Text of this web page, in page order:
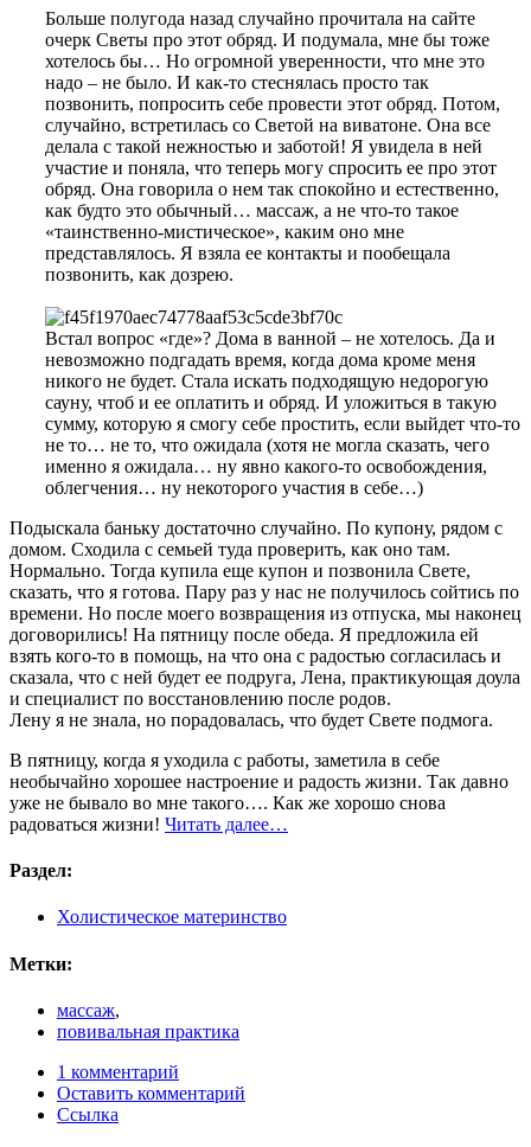
Больше полугода назад случайно прочитала на сайте
очерк Светы про этот обряд. И подумала, мне бы тоже
хотелось бы… Но огромной уверенности, что мне это
надо – не было. И как-то стеснялась просто так
позвонить, попросить себе провести этот обряд. Потом,
случайно, встретилась со Светой на виватоне. Она все
делала с такой нежностью и заботой! Я увидела в ней
участие и поняла, что теперь могу спросить ее про этот
обряд. Она говорила о нем так спокойно и естественно,
как будто это обычный… массаж, а не что-то такое
«таинственно-мистическое», каким оно мне
представлялось. Я взяла ее контакты и пообещала
позвонить, как дозрею.
Встал вопрос «где»? Дома в ванной – не хотелось. Да и
невозможно подгадать время, когда дома кроме меня
никого не будет. Стала искать подходящую недорогую
сауну, чтоб и ее оплатить и обряд. И уложиться в такую
сумму, которую я смогу себе простить, если выйдет что-то
не то… не то, что ожидала (хотя не могла сказать, чего
именно я ожидала… ну явно какого-то освобождения,
облегчения… ну некоторого участия в себе…)
Подыскала баньку достаточно случайно. По купону, рядом с
домом. Сходила с семьей туда проверить, как оно там.
Нормально. Тогда купила еще купон и позвонила Свете,
сказать, что я готова. Пару раз у нас не получилось сойтись по
времени. Но после моего возвращения из отпуска, мы наконец
договорились! На пятницу после обеда. Я предложила ей
взять кого-то в помощь, на что она с радостью согласилась и
сказала, что с ней будет ее подруга, Лена, практикующая доула
и специалист по восстановлению после родов.
Лену я не знала, но порадовалась, что будет Свете подмога.
В пятницу, когда я уходила с работы, заметила в себе
необычайно хорошее настроение и радость жизни. Так давно
уже не бывало во мне такого…. Как же хорошо снова
радоваться жизни! Читать далее…
Раздел:
Холистическое материнство
Метки:
массаж,
повивальная практика
1 комментарий
Оставить комментарий
Ссылка